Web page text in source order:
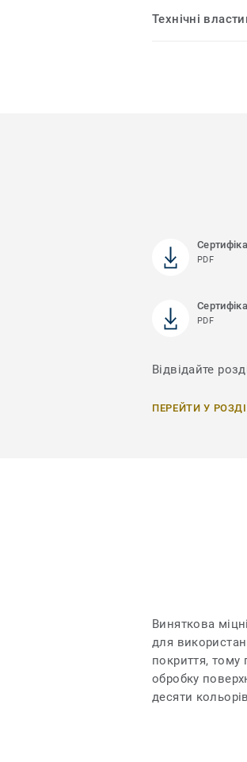
Технічні
PDF
PDF
Відвідайте
ПЕРЕЙТИ У
Виняткова
для
покриття,
обробку
десяти